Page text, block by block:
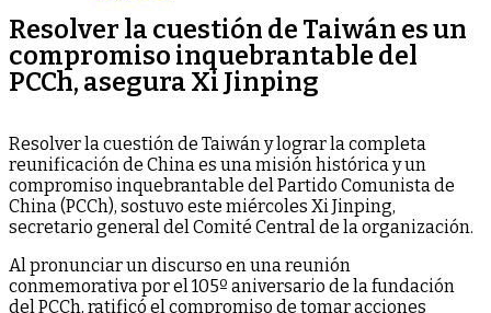
Resolver la cuestión de Taiwán es un
compromiso inquebrantable del
PCCh, asegura Xi Jinping
Resolver la cuestión de Taiwán y lograr la completa
reunificación de China es una misión histórica y un
compromiso inquebrantable del Partido Comunista de
China (PCCh), sostuvo este miércoles Xi Jinping,
secretario general del Comité Central de la organización.
Al pronunciar un discurso en una reunión
conmemorativa por el 105º aniversario de la fundación
del PCCh, ratificó el compromiso de tomar acciones